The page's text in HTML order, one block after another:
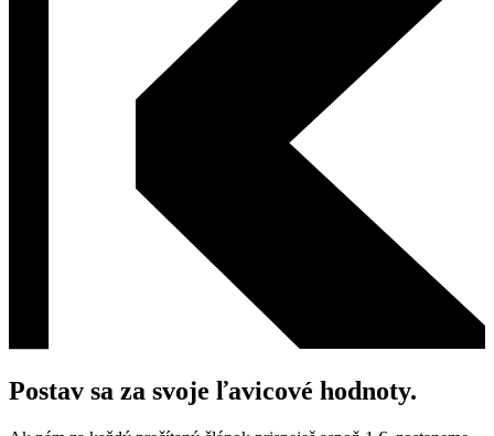
Postav sa za svoje ľavicové hodnoty.